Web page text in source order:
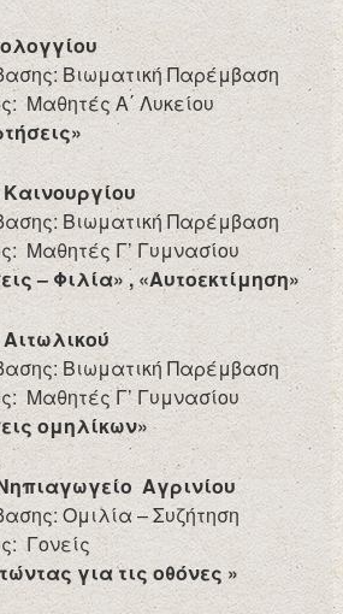
Βιωματική Παρέμβαση
Μαθητές Α΄ Λυκείου
Βιωματική Παρέμβαση
Μαθητές Γ’ Γυμνασίου
– Φιλία» , «Αυτοεκτίμηση»
Βιωματική Παρέμβαση
Μαθητές Γ’ Γυμνασίου
ομηλίκων»
Αγρινίου
Ομιλία – Συζήτηση
Γονείς
για τις οθόνες »